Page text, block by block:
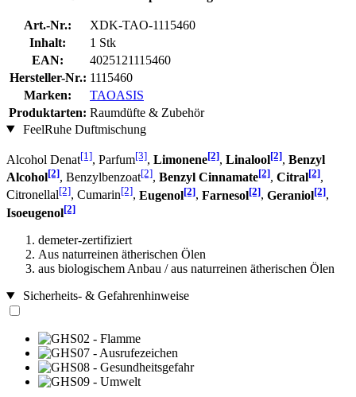
Art.-Nr.:
XDK-TAO-1115460
Inhalt:
1 Stk
EAN:
4025121115460
Hersteller-Nr.: 1115460
Marken:
TAOASIS
Produktarten: Raumdüfte & Zubehör
FeelRuhe Duftmischung
Alcohol Denat[1], Parfum[3], Limonene[2], Linalool[2], Benzyl
Alcohol[2], Benzylbenzoat[2], Benzyl Cinnamate[2], Citral[2],
Citronellal[2], Cumarin[2], Eugenol[2], Farnesol[2], Geraniol[2],
Isoeugenol[2]
demeter-zertifiziert
Aus naturreinen ätherischen Ölen
aus biologischem Anbau / aus naturreinen ätherischen Ölen
Sicherheits- & Gefahrenhinweise